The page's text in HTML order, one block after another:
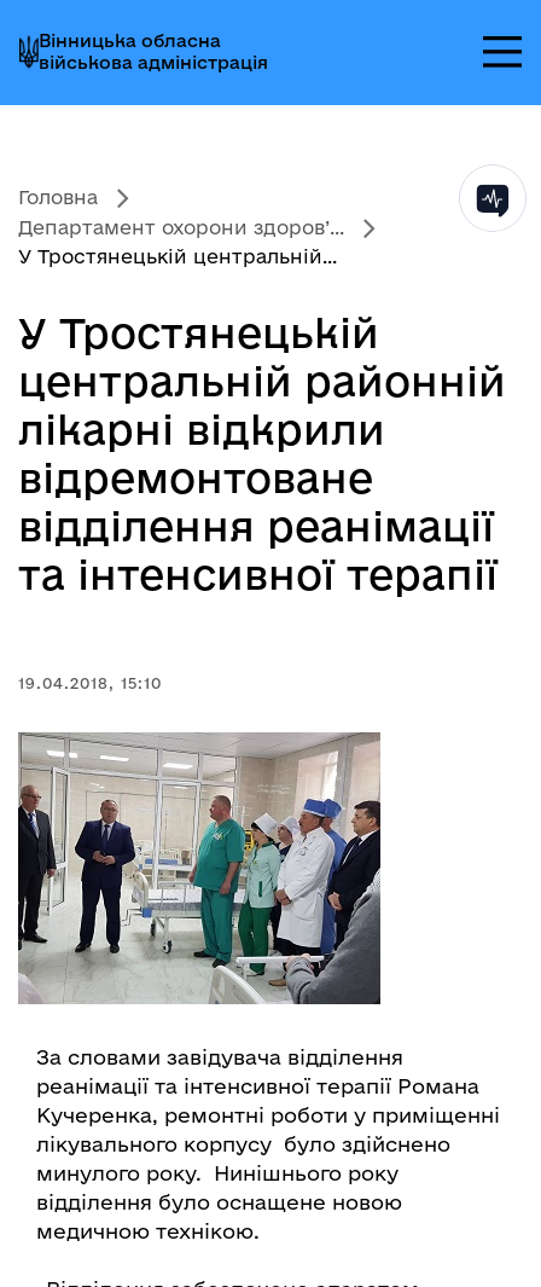
до
головного
меню
до
головного
вмісту
до
головного
колонтитула
Вінницька обласна
військова адміністрація
Головна
Департамент охорони здоров’...
У Тростянецькій центральній...
У Тростянецькій
центральній районній
лікарні відкрили
відремонтоване
відділення реанімації
та інтенсивної терапії
19.04.2018, 15:10
За словами завідувача відділення
реанімації та інтенсивної терапії Романа
Кучеренка, ремонтні роботи у приміщенні
лікувального корпусу було здійснено
минулого року. Нинішнього року
відділення було оснащене новою
медичною технікою.